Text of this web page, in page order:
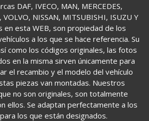
DAF, IVECO, MAN, MERCEDES,
VOLVO, NISSAN, MITSUBISHI, ISUZU Y
en esta WEB, son propiedad de los
a los que se hace referencia. Su
como los códigos originales, las fotos
en la misma sirven únicamente para
el recambio y el modelo del vehículo
piezas van montadas. Nuestros
no son originales, son totalmente
ellos. Se adaptan perfectamente a los
los que están designados.